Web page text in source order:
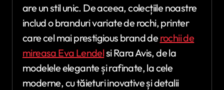
are un stil unic. De aceea, colecțiile noastre
includ o branduri variate de rochi, printer
care cel mai prestigious brand de rochii de
mireasa Eva Lendelsi Rara Avis, de la
modelele elegante și rafinate, la cele
moderne, cu tăieturi inovative și detalii